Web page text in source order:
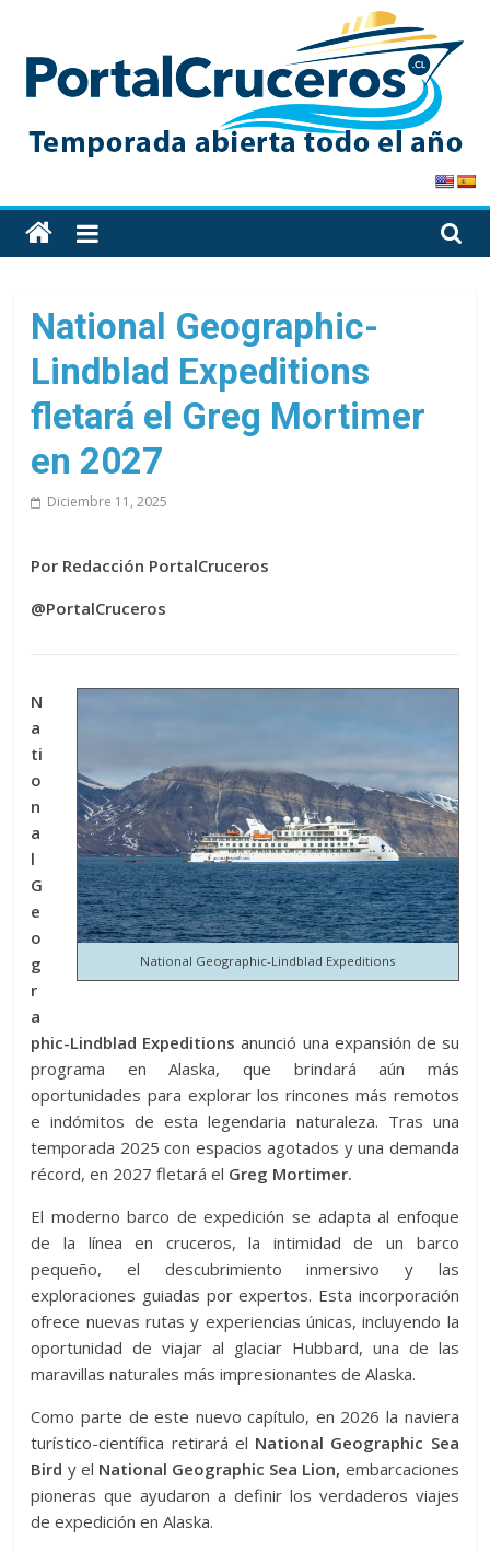
content
PortalCruceros
Toda
la
de
cruceros
en
un
solo
National Geographic-
Lindblad Expeditions
fletará el Greg Mortimer
en 2027
Diciembre 11, 2025
Por Redacción PortalCruceros
@PortalCruceros
National Geographic-Lindblad Expeditions
N
a
ti
o
n
a
l
G
e
o
g
r
a
phic-Lindblad Expeditions anunció una expansión de su
programa en Alaska, que brindará aún más
oportunidades para explorar los rincones más remotos
e indómitos de esta legendaria naturaleza. Tras una
temporada 2025 con espacios agotados y una demanda
récord, en 2027 fletará el Greg Mortimer.
El moderno barco de expedición se adapta al enfoque
de la línea en cruceros, la intimidad de un barco
pequeño, el descubrimiento inmersivo y las
exploraciones guiadas por expertos. Esta incorporación
ofrece nuevas rutas y experiencias únicas, incluyendo la
oportunidad de viajar al glaciar Hubbard, una de las
maravillas naturales más impresionantes de Alaska.
Como parte de este nuevo capítulo, en 2026 la naviera
turístico-científica retirará el National Geographic Sea
Bird y el National Geographic Sea Lion, embarcaciones
pioneras que ayudaron a definir los verdaderos viajes
de expedición en Alaska.